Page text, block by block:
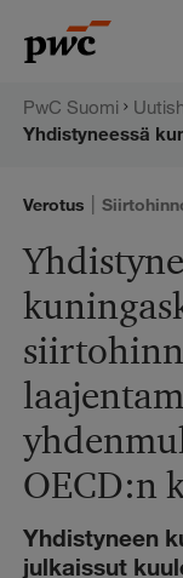
sisältöön
PwC:n
PwC Suomi
Verotus |
OECD:n
Yhdistyneen
julkaissut